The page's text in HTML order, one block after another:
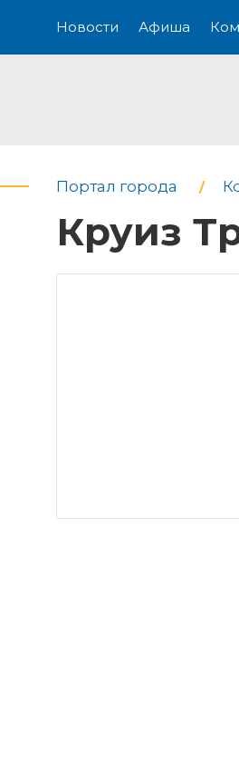
Новости Афиша
Портал города
Круиз